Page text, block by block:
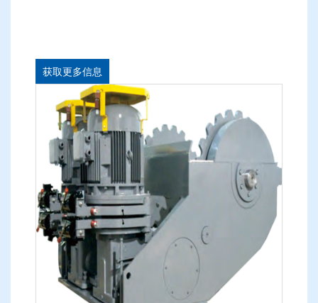
获取更多信息